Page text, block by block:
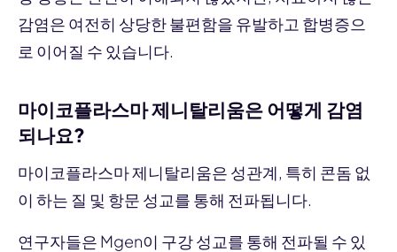
감염은 여전히 상당한 불편함을 유발하고 합병증으
로 이어질 수 있습니다.
마이코플라스마 제니탈리움은 어떻게 감염
되나요?
마이코플라스마 제니탈리움은 성관계, 특히 콘돔 없
이 하는 질 및 항문 성교를 통해 전파됩니다.
연구자들은 Mgen이 구강 성교를 통해 전파될 수 있